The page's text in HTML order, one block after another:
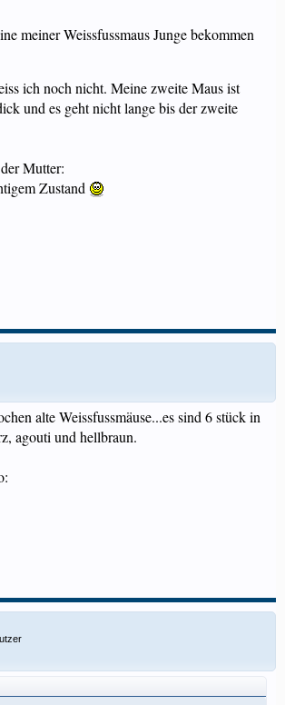
meiner Weissfussmaus Junge bekommen
ich noch nicht. Meine zweite Maus ist
und es geht nicht lange bis der zweite
Mutter:
Zustand
alte Weissfussmäuse...es sind 6 stück in
agouti und hellbraun.